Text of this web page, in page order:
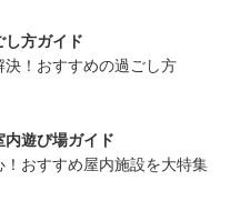
方ガイド
決！おすすめの過ごし方
遊び場ガイド
おすすめ屋内施設を大特集